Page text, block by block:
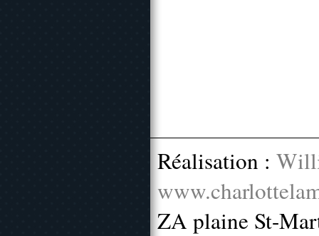
Réalisation :
ZA plaine St-